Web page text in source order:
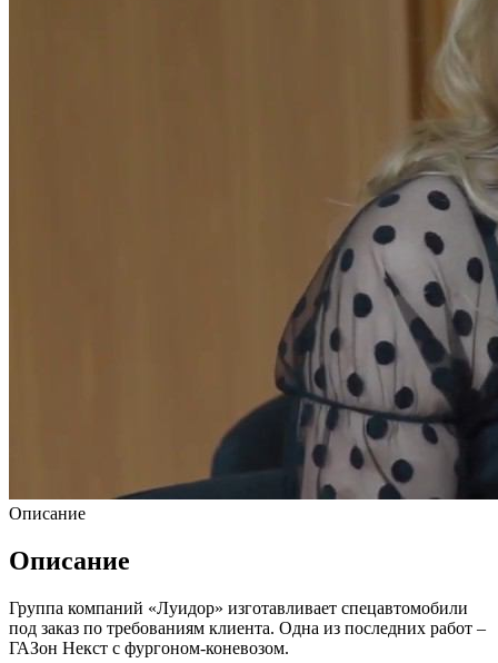
Описание
Описание
Группа компаний «Луидор» изготавливает спецавтомобили
под заказ по требованиям клиента. Одна из последних работ –
ГАЗон Некст с фургоном-коневозом.